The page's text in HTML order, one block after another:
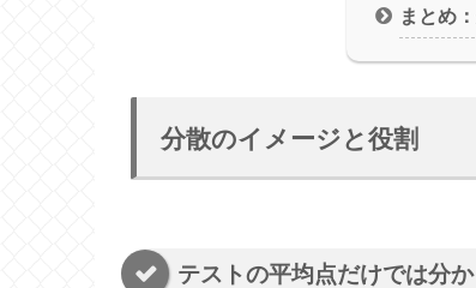
まとめ
分散のイメージと役割
テストの平均点だけでは分か